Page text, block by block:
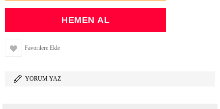
Favorilere Ekle
YORUM YAZ